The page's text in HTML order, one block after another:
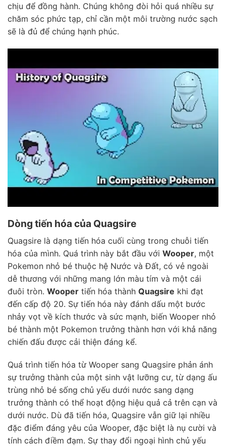
chịu để đồng hành. Chúng không đòi hỏi quá nhiều sự
chăm sóc phức tạp, chỉ cần một môi trường nước sạch
sẽ là đủ để chúng hạnh phúc.
Dòng tiến hóa của Quagsire
Quagsire là dạng tiến hóa cuối cùng trong chuỗi tiến
hóa của mình. Quá trình này bắt đầu với Wooper, một
Pokemon nhỏ bé thuộc hệ Nước và Đất, có vẻ ngoài
dễ thương với những mang lớn màu tím và một cái
đuôi tròn. Wooper tiến hóa thành Quagsire khi đạt
đến cấp độ 20. Sự tiến hóa này đánh dấu một bước
nhảy vọt về kích thước và sức mạnh, biến Wooper nhỏ
bé thành một Pokemon trưởng thành hơn với khả năng
chiến đấu được cải thiện đáng kể.
Quá trình tiến hóa từ Wooper sang Quagsire phản ánh
sự trưởng thành của một sinh vật lưỡng cư, từ dạng ấu
trùng nhỏ bé sống chủ yếu dưới nước sang dạng
trưởng thành có thể hoạt động hiệu quả cả trên cạn và
dưới nước. Dù đã tiến hóa, Quagsire vẫn giữ lại nhiều
đặc điểm đáng yêu của Wooper, đặc biệt là nụ cười và
tính cách điềm đạm. Sự thay đổi ngoại hình chủ yếu